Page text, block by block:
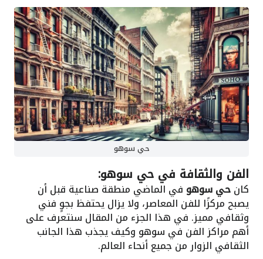
حي سوهو
الفن والثقافة في حي سوهو:
كانحي سوهو في الماضي منطقة صناعية قبل أن
يصبح مركزًا للفن المعاصر، ولا يزال يحتفظ بجوٍ فني
وثقافي مميز. في هذا الجزء من المقال سنتعرف على
أهم مراكز الفن في سوهو وكيف يجذب هذا الجانب
الثقافي الزوار من جميع أنحاء العالم.